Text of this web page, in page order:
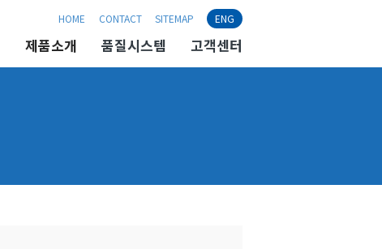
제품소개 품질시스템 고객센터
HOME CONTACT SITEMAP ENG